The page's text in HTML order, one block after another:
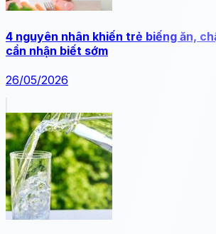
4 nguyên nhân khiến trẻ biếng ăn,
cần nhận biết sớm
26/05/2026